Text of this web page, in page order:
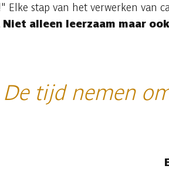
Elke stap van het verwerken van
Niet alleen leerzaam maar
De tijd nemen